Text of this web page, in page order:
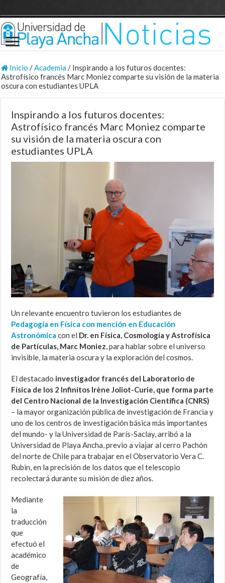
Inicio /Academia/ Inspirando a los futuros docentes:
Astrofísico francés Marc Moniez comparte su visión de la materia
oscura con estudiantes UPLA
Inspirando a los futuros docentes:
Astrofísico francés Marc Moniez comparte
su visión de la materia oscura con
estudiantes UPLA
Un relevante encuentro tuvieron los estudiantes de
Pedagogía en Física con mención en Educación
Astronómica con el Dr. en Física, Cosmología y Astrofísica
de Partículas, Marc Moniez, para hablar sobre el universo
invisible, la materia oscura y la exploración del cosmos.
El destacado investigador francés del Laboratorio de
Física de los 2 Infinitos Irène Joliot-Curie, que forma parte
del Centro Nacional de la Investigación Científica (CNRS)
– la mayor organización pública de investigación de Francia y
uno de los centros de investigación básica más importantes
del mundo- y la Universidad de París-Saclay, arribó a la
Universidad de Playa Ancha, previo a viajar al cerro Pachón
del norte de Chile para trabajar en el Observatorio Vera C.
Rubin, en la precisión de los datos que el telescopio
recolectará durante su misión de diez años.
Mediante
la
traducción
que
efectuó el
académico
de
Geografía,